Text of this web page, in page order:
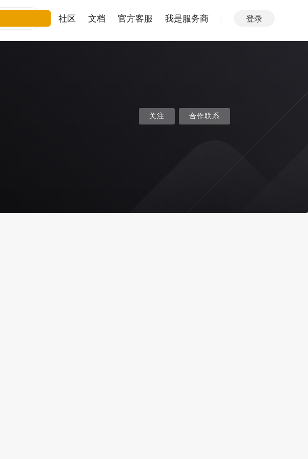
社区 文档 官方客服 我是服务商 登录
关注 合作联系